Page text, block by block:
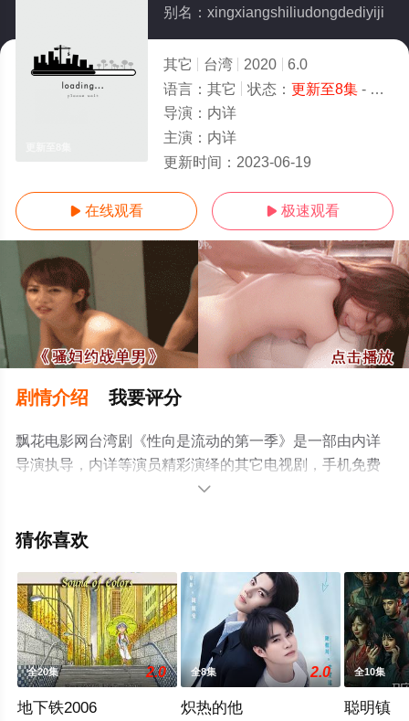
别名：xingxiangshiliudongdediyiji
其它 台湾 2020
6.0
语言： 其它 状态： 更新至8集- 免费在线播放
导演： 内详
主演： 内详
更新时间： 2023-06-19
 在线观看  极速观看
剧情介绍 我要评分
飘花电影网台湾剧《性向是流动的第一季》是一部由内详
导演执导，内详等演员精彩演绎的其它电视剧，手机免费
观看高清未删减完整版电视剧全集就上飘花影院，更多相
解。

猜你喜欢
全20集 2.0
地下铁2006
全8集 2.0
炽热的他
全10集
聪明镇